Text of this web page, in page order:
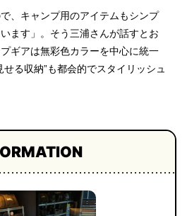
、キャンプ用のアイテムもシンプ
ます」。そう三浦さんが話すとお
ギアは無彩色カラーを中心に統一
る収納”も都会的でスタイリッシュ